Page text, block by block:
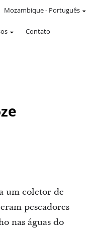
Contato
Mozambique- Português
um coletor de
pescadores
nas águas do